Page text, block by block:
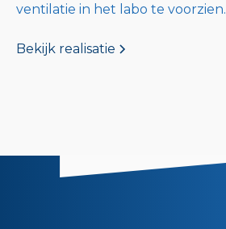
ventilatie in het labo te voorzien.
Bekijk realisatie